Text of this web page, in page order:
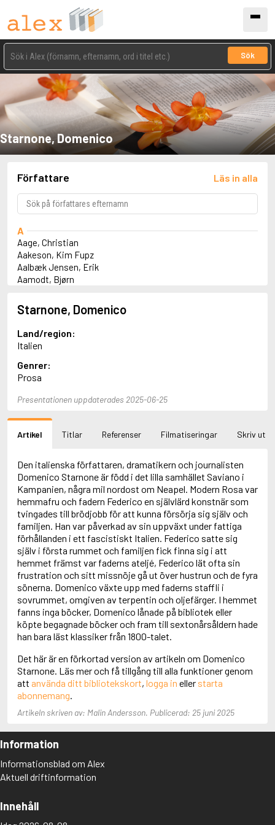
Sök
Starnone, Domenico
Författare Läs in alla
A
Aage, Christian
Aakeson, Kim Fupz
Aalbæk Jensen, Erik
Aamodt, Bjørn
Abbey, Kieran
Abbot, Anthony
Abbott, John
Abbott, Megan
Abdel-Fattah, Randa
Abdolah, Kader
Abé, Kobo
Abele, Inga
Aboulela, Leila
Abrahams, Peter (f. 1947)
Abrahamson, Emmy
Abse, Dannie
Abu-Jaber, Diana
Abulhawa, Susan
Aburas, Lone
Achebe, Chinua
Achmatova, Anna
Aciman, André
Ackebo, Lena
Acker, Kathy
Ackroyd, Peter
Adam de la Halle
Adamov, Arthur
Adams, Douglas
Adams, Jane
Adams, Richard
Adbåge, Emma
Adbåge, Lisen
Adelborg, Ottilia
Adiga, Aravind
Adler-Olsen, Jussi
Adlerbeth, Gudmund Jöran
Adnan, Etel
Adolfsson, Eva
Adolfsson, Gunnar
Starnone, Domenico
Land/region:
Italien
Genrer:
Prosa
Presentationen uppdaterades 2025-06-25
Artikel Titlar Referenser Filmatiseringar Skriv ut
Den italienska författaren, dramatikern och journalisten
Domenico Starnone är född i det lilla samhället Saviano i
Kampanien, några mil nordost om Neapel. Modern Rosa var
hemmafru och fadern Federico en självlärd konstnär som
tvingades till brödjobb för att kunna försörja sig själv och
familjen. Han var påverkad av sin uppväxt under fattiga
förhållanden i ett fascistiskt Italien. Federico satte sig
själv i första rummet och familjen fick finna sig i att
hemmet främst var faderns ateljé, Federico lät ofta sin
frustration och sitt missnöje gå ut över hustrun och de fyra
sönerna. Domenico växte upp med faderns staffli i
sovrummet, omgiven av terpentin och oljefärger. I hemmet
fanns inga böcker, Domenico lånade på bibliotek eller
köpte begagnade böcker och fram till sextonårsåldern hade
han bara läst klassiker från 1800-talet.
Det här är en förkortad version av artikeln om Domenico
Starnone. Läs mer och få tillgång till alla funktioner genom
att använda ditt bibliotekskort, logga in eller starta
abonnemang.
Artikeln skriven av: Malin Andersson. Publicerad: 25 juni 2025
Information
Informationsblad om Alex
Aktuell driftinformation
Innehåll